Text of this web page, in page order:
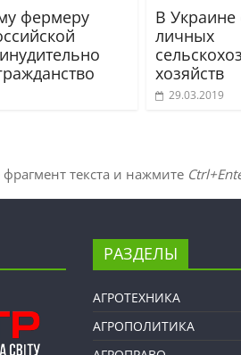
фермеру
В
личных
хозяйств
29.03.2019
текста и нажмите
РАЗДЕЛЫ
АГРОТЕХНИКА
АГРОПОЛИТИКА